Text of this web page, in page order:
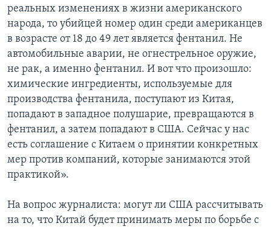
реальных изменениях в жизни американского
народа, то убийцей номер один среди американцев
в возрасте от 18 до 49 лет является фентанил. Не
автомобильные аварии, не огнестрельное оружие,
не рак, а именно фентанил. И вот что произошло:
химические ингредиенты, используемые для
производства фентанила, поступают из Китая,
попадают в западное полушарие, превращаются в
фентанил, а затем попадают в США. Сейчас у нас
есть соглашение с Китаем о принятии конкретных
мер против компаний, которые занимаются этой
практикой».
На вопрос журналиста: могут ли США рассчитывать
на то, что Китай будет принимать меры по борьбе с